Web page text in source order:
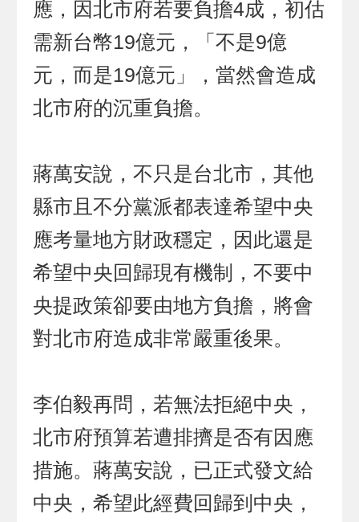
應，因北市府若要負擔4成，初估
需新台幣19億元，「不是9億
元，而是19億元」，當然會造成
北市府的沉重負擔。
蔣萬安說，不只是台北市，其他
縣市且不分黨派都表達希望中央
應考量地方財政穩定，因此還是
希望中央回歸現有機制，不要中
央提政策卻要由地方負擔，將會
對北市府造成非常嚴重後果。
李伯毅再問，若無法拒絕中央，
北市府預算若遭排擠是否有因應
措施。蔣萬安說，已正式發文給
中央，希望此經費回歸到中央，